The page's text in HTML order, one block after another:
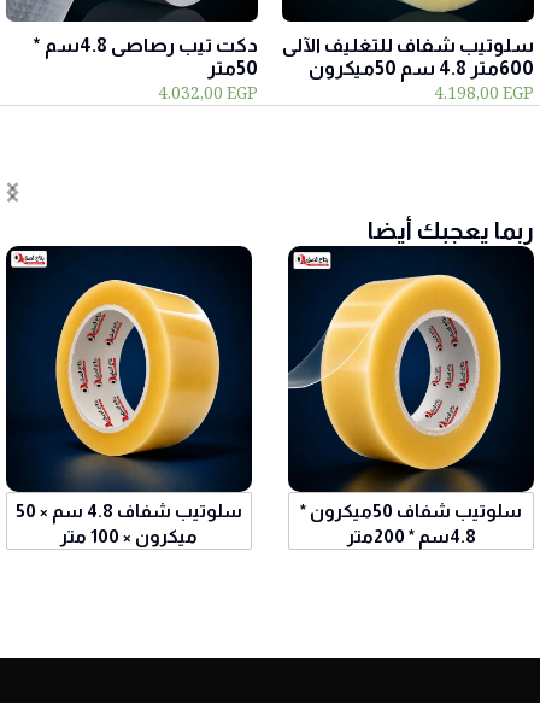
سلوتيب شفاف للتغليف الآلى
600متر 4.8 سم 50ميكرون
4.198,00EGP
دكت تيب رصاصى 4.8سم *
50متر
4.032,00EGP
ربما يعجبك أيضا
سلوتيب شفاف 50ميكرون *
4.8سم * 200متر
سلوتيب شفاف 4.8 سم × 50
ميكرون × 100 متر